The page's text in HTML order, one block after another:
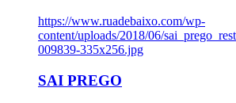
https://www.ruadebaixo.com/wp-
content/uploads/2018/06/
009839-335x256.jpg
SAI PREGO